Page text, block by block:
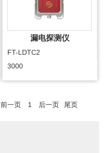
漏电探测仪
FT-LDTC2
3000
前一页 1 后一页 尾页